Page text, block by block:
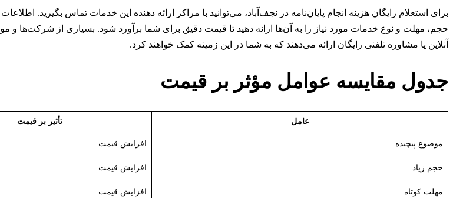
برای استعلام رایگان هزینه انجام پایان‌نامه در نجف‌آباد، می‌توانید با مراکز ارائه دهنده این خدمات تماس بگیرید.
حجم، مهلت و نوع خدمات مورد نیاز را به آن‌ها ارائه دهید تا قیمت دقیق برای شما برآورد شود. بسیاری از شرکت‌ها
آنلاین یا مشاوره تلفنی رایگان ارائه می‌دهند که به شما در این زمینه کمک خواهند کرد.
جدول مقایسه عوامل مؤثر بر قیمت
عامل تأثیر بر قیمت
موضوع پیچیده افزایش قیمت
حجم زیاد افزایش قیمت
مهلت کوتاه افزایش قیمت